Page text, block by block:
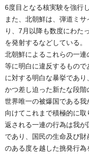
6度目となる核実験を強行し
また、北朝鮮は、弾道ミ
り、7月以降も数度にわた
を発射するなどしている。
北朝鮮によるこれらの一
等に明白に違反するもの
に対する明白な暴挙であ
かつ差し迫った新たな段階
世界唯一の被爆国である
向けてこれまで積極的に
返される一連の行為は我
であり、国民の生命及び
のある度を越した挑発行為